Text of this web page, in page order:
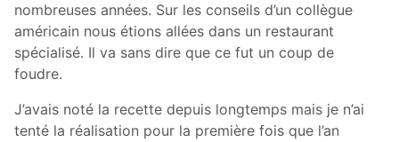
nombreuses années. Sur les conseils d’un collègue
américain nous étions allées dans un restaurant
spécialisé. Il va sans dire que ce fut un coup de
foudre.
J’avais noté la recette depuis longtemps mais je n’ai
tenté la réalisation pour la première fois que l’an